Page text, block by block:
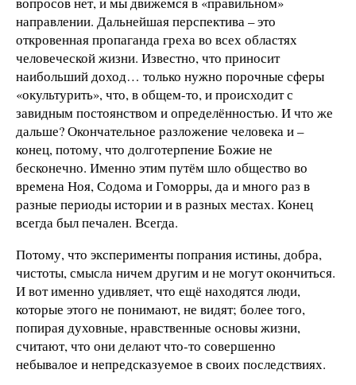
направлении. Дальнейшая перспектива – это
откровенная пропаганда греха во всех областях
человеческой жизни. Известно, что приносит
наибольший доход… только нужно порочные сферы
«окультурить», что, в общем-то, и происходит с
завидным постоянством и определённостью. И что же
дальше? Окончательное разложение человека и –
конец, потому, что долготерпение Божие не
бесконечно. Именно этим путём шло общество во
времена Ноя, Содома и Гоморры, да и много раз в
разные периоды истории и в разных местах. Конец
всегда был печален. Всегда.
Потому, что эксперименты попрания истины, добра,
чистоты, смысла ничем другим и не могут окончиться.
И вот именно удивляет, что ещё находятся люди,
которые этого не понимают, не видят; более того,
попирая духовные, нравственные основы жизни,
считают, что они делают что-то совершенно
небывалое и непредсказуемое в своих последствиях.